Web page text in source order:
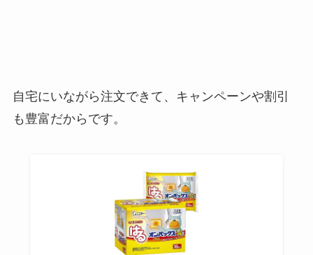
自宅にいながら注文できて、キャンペーンや割引
も豊富だからです。